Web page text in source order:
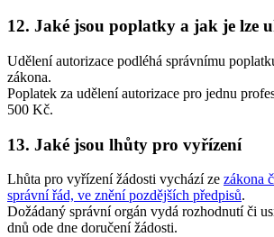
12. Jaké jsou poplatky a jak je lze
Udělení autorizace podléhá správnímu
zákona.
Poplatek za udělení autorizace pro jednu
500 Kč.
13. Jaké jsou lhůty pro vyřízení
Lhůta pro vyřízení žádosti vychází ze zákona
správní řád, ve znění pozdějších předpisů.
Dožádaný správní orgán vydá rozhodnutí či
dnů ode dne doručení žádosti.